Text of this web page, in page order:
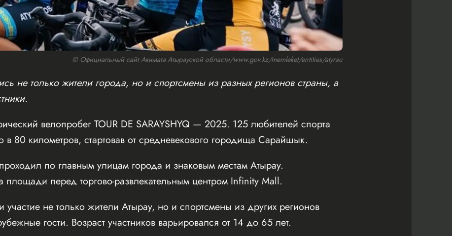
© Официальный сайт Акимата Атырауской области/www.gov.kz/memleket/entities/atyrau
не только жители города, но и спортсмены из разных регионов страны, а
велопробег TOUR DE SARAYSHYQ — 2025. 125 любителей спорта
80 километров, стартовав от средневекового городища Сарайшык.
по главным улицам города и знаковым местам Атырау.
перед торгово-развлекательным центром Infinity Mall.
не только жители Атырау, но и спортсмены из других регионов
гости. Возраст участников варьировался от 14 до 65 лет.